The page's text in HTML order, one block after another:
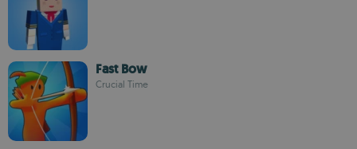
Fast Bow
Crucial Time